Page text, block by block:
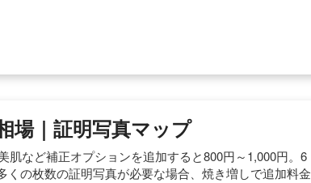
場｜証明写真マップ
肌など補正オプションを追加すると800円～1,000円。6
の枚数の証明写真が必要な場合、焼き増しで追加料金